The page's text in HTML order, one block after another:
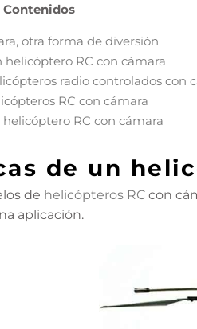
Contenidos
otra forma de diversión
RC con cámara
radio controlados con
RC con cámara
RC con cámara
de un
de helicópteros RCcon
aplicación.